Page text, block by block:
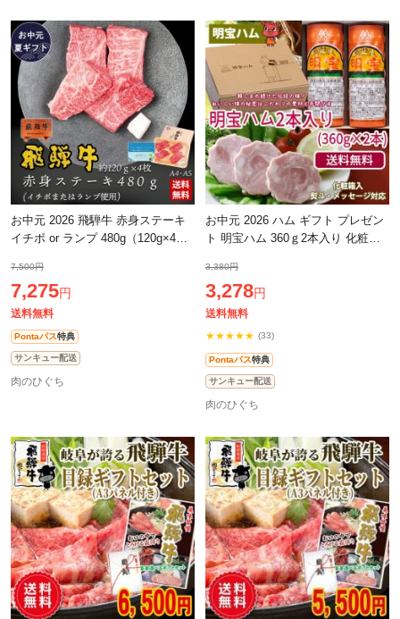
お中元 2026 飛騨牛 赤身ステーキ
イチボ or ランプ 480g（120g×4
ぽっきり 和牛 プレゼント 化粧箱
7,500円
7,275円
送料無料
Pontaパス特典
サンキュー配送
肉のひぐち
お中元 2026 ハム ギフト プレゼン
ト 明宝ハム 360ｇ2本入り 化粧箱
3,380円
3,278円
送料無料
★★★★★ (33)
Pontaパス特典
サンキュー配送
肉のひぐち